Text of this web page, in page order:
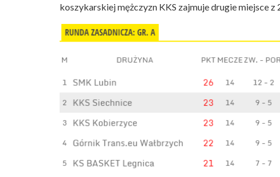
koszykarskiej mężczyzn KKS zajmuje drugie miejsce z